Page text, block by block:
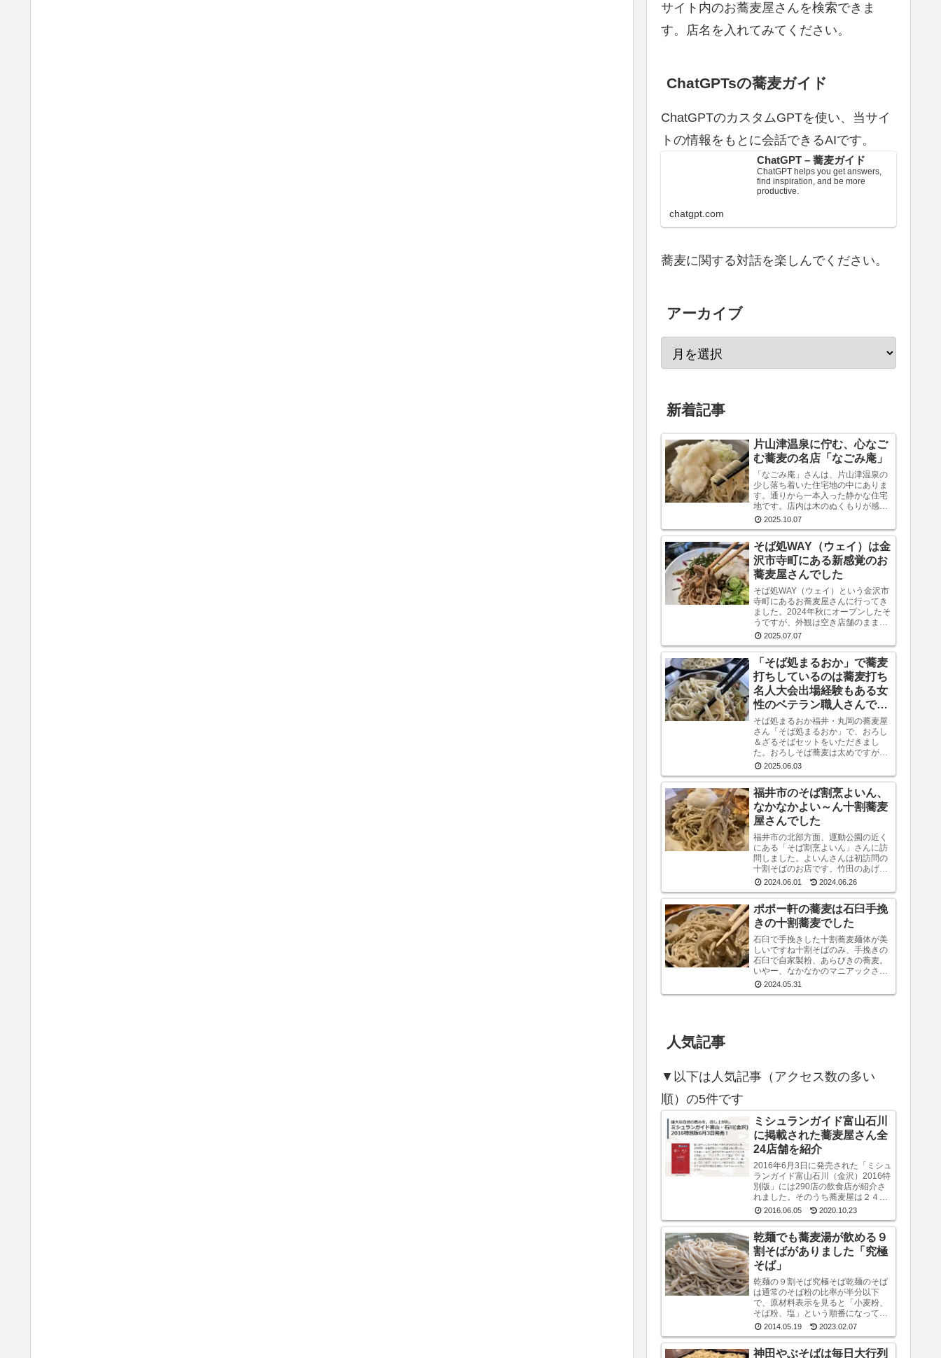
サイト内のお蕎麦屋さんを検索できま
す。店名を入れてみてください。
ChatGPTsの蕎麦ガイド
ChatGPTのカスタムGPTを使い、当サイ
トの情報をもとに会話できるAIです。
ChatGPT – 蕎麦ガイド
ChatGPT helps you get answers,
find inspiration, and be more
productive.
chatgpt.com
蕎麦に関する対話を楽しんでください。
アーカイブ
新着記事
片山津温泉に佇む、心なご
む蕎麦の名店「なごみ庵」
「なごみ庵」さんは、片山津温泉の
少し落ち着いた住宅地の中にありま
す。通りから一本入った静かな住宅
地です。店内は木のぬくもりが感じ
られる、あたたかく居心地の良い空
間です。これからの食事への期待が
自然と高まります。メニューを拝見
すると、様々なお...
2025.10.07
そば処WAY（ウェイ）は金
沢市寺町にある新感覚のお
蕎麦屋さんでした
そば処WAY（ウェイ）という金沢市
寺町にあるお蕎麦屋さんに行ってき
ました。2024年秋にオープンしたそ
うですが、外観は空き店舗のままだ
し、営業日は日曜日と月曜日のみと
いう変則的な日程なので、まだ認知
度はそれほど高くないようです。し
かし、店内...
2025.07.07
「そば処まるおか」で蕎麦
打ちしているのは蕎麦打ち
名人大会出場経験もある女
性のベテラン職人さんでし
た
そば処まるおか福井・丸岡の蕎麦屋
さん「そば処まるおか」で、おろし
＆ざるそばセットをいただきまし
た。おろしそば蕎麦は太めですがも
ちもちしているので噛み応えありま
す。スルスルッと食べるというより
感で味わう系です。うまいです。※
なお、おろしそばに...
2025.06.03
福井市のそば割烹よいん、
なかなかよい～ん十割蕎麦
屋さんでした
福井市の北部方面、運動公園の近く
にある「そば割烹よいん」さんに訪
問しました。よいんさんは初訪問の
十割そばのお店です。竹田のあげお
ろしそばをオーダーしました。日本
料理の料理人だったという店主が蕎
麦屋として運営されています。メニ
ューは蕎麦屋らし...
2024.06.01 2024.06.26
ポポー軒の蕎麦は石臼手挽
きの十割蕎麦でした
石臼で手挽きした十割蕎麦麺体が美
しいですね十割そばのみ、手挽きの
石臼で自家製粉、あらびきの蕎麦。
いやー、なかなかのマニアックさで
す。麺をよく見ると蕎麦の注文した
のは「あらびき」の「しょうゆおろ
2024.05.31
人気記事
▼以下は人気記事（アクセス数の多い
順）の5件です
ミシュランガイド富山石川
に掲載された蕎麦屋さん全
24店舗を紹介
2016年6月3日に発売された「ミシュ
ランガイド富山石川（金沢）2016特
別版」には290店の飲食店が紹介さ
れました。そのうち蕎麦屋は２４店
ありました。富山県が９店で石川県
す。ミシュラン・ガイド富山石川
（金沢...
2016.06.05 2020.10.23
乾麺でも蕎麦湯が飲める９
割そばがありました「究極
そば」
乾麺の９割そば究極そば乾麺のそば
は通常のそば粉の比率が半分以下
で、原材料表示を見ると「小麦粉、
そば粉、塩」という順番になってい
るのが普通です。しかし、中にはそ
もあるんですね。味も香りもなかな
かよいです山本食品...
2014.05.19 2023.02.07
神田やぶそばは毎日大行列